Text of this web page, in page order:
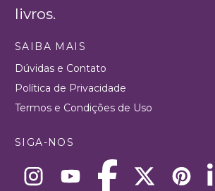
livros.
SAIBA MAIS
Dúvidas e Contato
Política de Privacidade
Termos e Condições de Uso
SIGA-NOS